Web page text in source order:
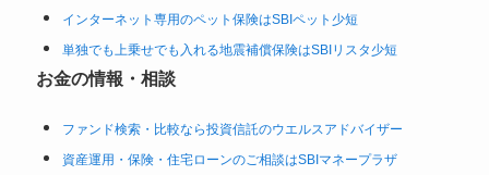
インターネット専用のペット保険はSBIペット少短
単独でも上乗せでも入れる地震補償保険はSBIリスタ少短
お金の情報・相談
ファンド検索・比較なら投資信託のウエルスアドバイザー
資産運用・保険・住宅ローンのご相談はSBIマネープラザ